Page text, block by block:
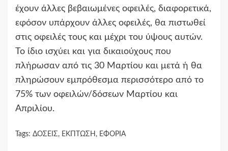
έχουν άλλες βεβαιωμένες οφειλές, διαφορετικά,
εφόσον υπάρχουν άλλες οφειλές, θα πιστωθεί
στις οφειλές τους και μέχρι του ύψους αυτών.
Το ίδιο ισχύει και για δικαιούχους που
πλήρωσαν από τις 30 Μαρτίου και μετά ή θα
πληρώσουν εμπρόθεσμα περισσότερο από το
75% των οφειλών/δόσεων Μαρτίου και
Απριλίου.
Tags: ΔΟΣΕΙΣ, ΕΚΠΤΩΣΗ , ΕΦΟΡΙΑ